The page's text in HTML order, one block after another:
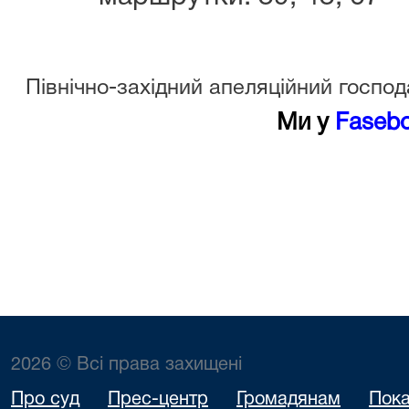
Північно-західний апеляційний
Ми у
2026 © Всі права захищені
Про суд Прес-центр Громадянам